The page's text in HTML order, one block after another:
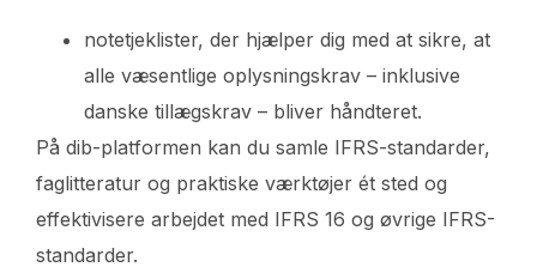
notetjeklister, der hjælper dig med at sikre, at
alle væsentlige oplysningskrav – inklusive
danske tillægskrav – bliver håndteret.
På dib-platformen kan du samle IFRS-standarder,
faglitteratur og praktiske værktøjer ét sted og
effektivisere arbejdet med IFRS 16 og øvrige IFRS-
standarder.